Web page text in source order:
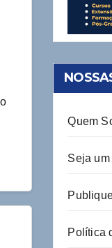
Quem
Seja
Política